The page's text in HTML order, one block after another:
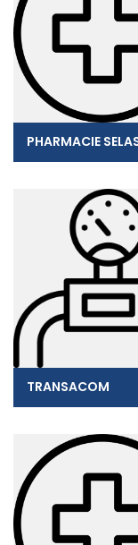
TRANSACOM